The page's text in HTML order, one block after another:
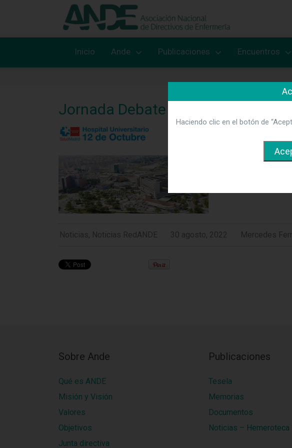
Inicio Ande Publicaciones Encuentros
Jornada Debate Madrid 2022
El Hospital
Noticias, Noticias RedANDE 30 agosto, 2022 Mercedes
Sobre Ande
Qué es ANDE
Misión y Visión
Valores
Objetivos
Junta directiva
Publicaciones
Tesela
Memorias
Documentos
Noticias – Hemeroteca
Haciendo clic en el botón de